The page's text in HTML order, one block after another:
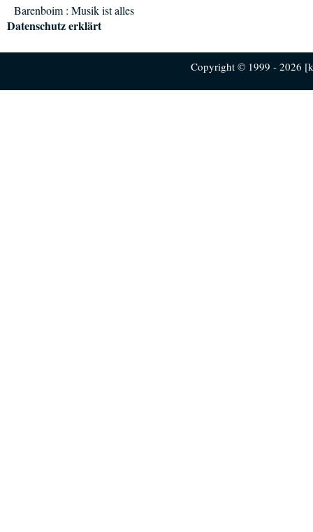
Barenboim : Musik ist alles
Datenschutz erklärt
Copyright © 1999 - 2026